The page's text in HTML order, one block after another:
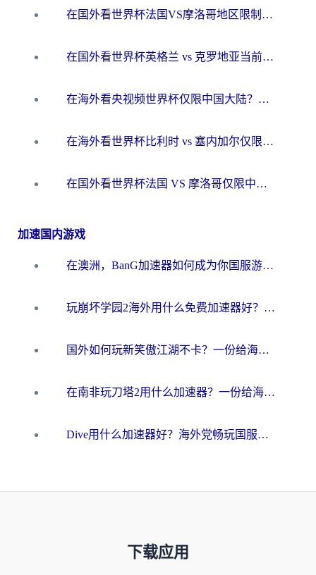
在国外看世界杯法国VS摩洛哥地区限制？这篇指南让你流畅看中文解说无压力
在国外看世界杯英格兰 vs 克罗地亚当前地区不可播放？这篇指南帮你搞定所有海外观赛难题
在海外看央视频世界杯仅限中国大陆？这篇指南帮你解锁中文解说+无卡顿直播
在海外看世界杯比利时 vs 塞内加尔仅限中国大陆？我找到了最流畅的中文解说之路
在国外看世界杯法国 VS 摩洛哥仅限中国大陆？海外党这样看中文解说赛事不卡顿
加速国内游戏
在澳洲，BanG加速器如何成为你国服游戏的“时光机”？
玩崩坏学园2海外用什么免费加速器好？2026海外党亲测国服游戏加速指南
国外如何玩新笑傲江湖不卡？一份给海外游子的终极网络指南
在南非玩刀塔2用什么加速器？一份给海外游子的终极生存指南
Dive用什么加速器好？海外党畅玩国服游戏的终极避坑指南
下载应用